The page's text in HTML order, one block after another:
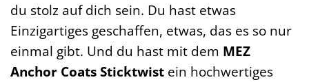
du stolz auf dich sein. Du hast etwas
Einzigartiges geschaffen, etwas, das es so nur
einmal gibt. Und du hast mit dem MEZ
Anchor Coats Sticktwist ein hochwertiges